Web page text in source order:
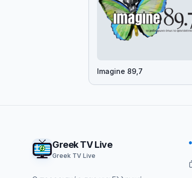
Imagine 89,7
Greek TV Live
Greek TV Live